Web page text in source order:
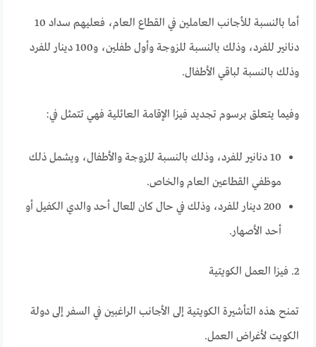
أما بالنسبة للأجانب العاملين في القطاع العام، فعليهم سداد 10
دنانير للفرد، وذلك بالنسبة للزوجة وأول طفلين، و100 دينار للفرد
وذلك بالنسبة لباقي الأطفال.
وفيما يتعلق برسوم تجديد فيزا الإقامة العائلية فهي تتمثل في:
10 دنانير للفرد، وذلك بالنسبة للزوجة والأطفال، ويشمل ذلك
موظفي القطاعين العام والخاص.
200 دينار للفرد، وذلك في حال كان المعال أحد والدي الكفيل أو
أحد الأصهار.
2. فيزا العمل الكويتية
تمنح هذه التأشيرة الكويتية إلى الأجانب الراغبين في السفر إلى دولة
الكويت لأغراض العمل.